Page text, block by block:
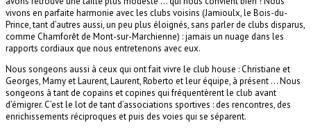
vivons en parfaite harmonie avec les clubs voisins (Jamioulx, le Bois-du-
Prince, tant d’autres aussi, un peu plus éloignés, sans parler de clubs disparus,
comme Chamforêt de Mont-sur-Marchienne) : jamais un nuage dans les
rapports cordiaux que nous entretenons avec eux.
Nous songeons aussi à ceux qui ont fait vivre le club house : Christiane et
Georges, Mamy et Laurent, Laurent, Roberto et leur équipe, à présent … Nous
songeons à tant de copains et copines qui fréquentèrent le club avant
d’émigrer. C’est le lot de tant d’associations sportives : des rencontres, des
enrichissements réciproques et puis des voies qui se séparent.